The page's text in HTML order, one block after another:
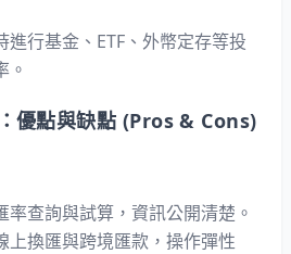
進行基金、ETF、外幣定存等投
。
優點與缺點 (Pros & Cons)
率查詢與試算，資訊公開清楚。
上換匯與跨境匯款，操作彈性